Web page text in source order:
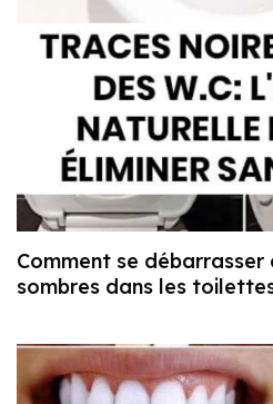
Comment se débarrasser
sombres dans les